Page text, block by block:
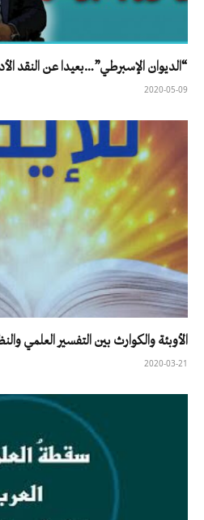
“الديوان الإسبرطي”…بعيدا عن النقد
2020-05-09
الأوبئة والكوارث بين التفسير العلمي
2020-03-21